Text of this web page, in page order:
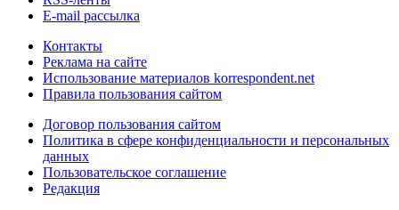
E-mail рассылка
Контакты
Реклама на сайте
Использование материалов korrespondent.net
Правила пользования сайтом
Договор пользования сайтом
Политика в сфере конфиденциальности и персональных
данных
Пользовательское соглашение
Редакция